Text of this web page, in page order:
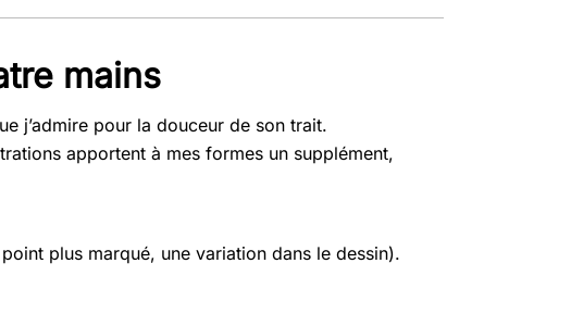
mains
j’admire pour la douceur de son trait.
apportent à mes formes un supplément,
plus marqué, une variation dans le dessin).